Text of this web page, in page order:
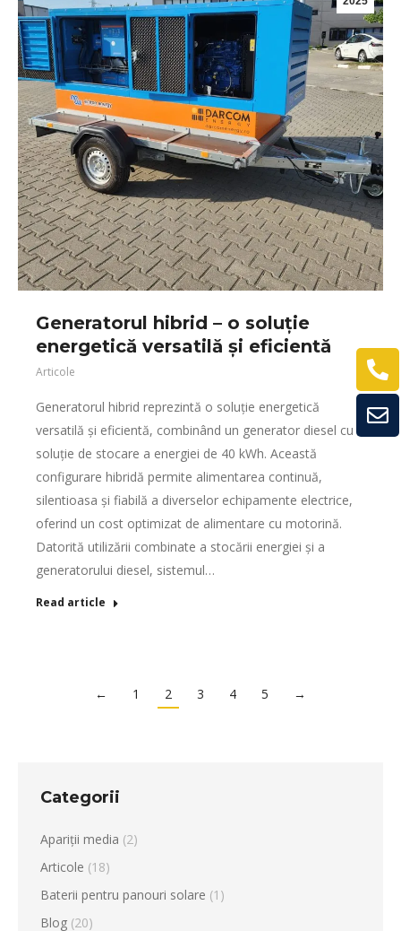
Generatorul hibrid – o soluție
energetică versatilă și eficientă
Articole
Generatorul hibrid reprezintă o soluție energetică
versatilă și eficientă, combinând un generator diesel cu o
soluție de stocare a energiei de 40 kWh. Această
configurare hibridă permite alimentarea continuă,
silentioasa și fiabilă a diverselor echipamente electrice,
oferind un cost optimizat de alimentare cu motorină.
Datorită utilizării combinate a stocării energiei și a
generatorului diesel, sistemul…
Read article
← 1 2 3 4 5 →
Categorii
Apariții media (2)
Articole (18)
Baterii pentru panouri solare (1)
Blog (20)